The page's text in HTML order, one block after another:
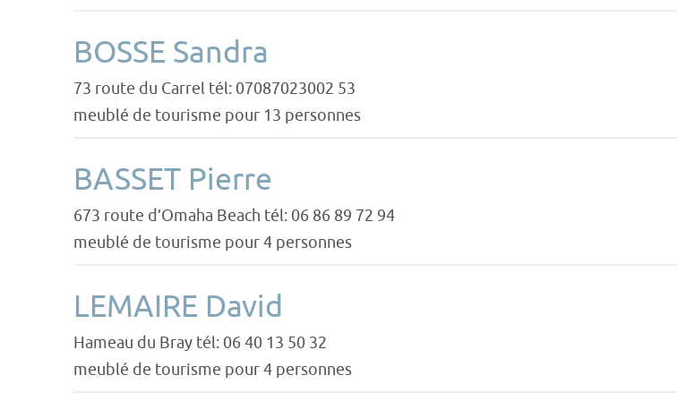
BOSSE Sandra
73 route du Carrel tél: 07087023002 53
meublé de tourisme pour 13 personnes
BASSET Pierre
673 route d’Omaha Beach tél: 06 86 89 72 94
meublé de tourisme pour 4 personnes
LEMAIRE David
Hameau du Bray tél: 06 40 13 50 32
meublé de tourisme pour 4 personnes